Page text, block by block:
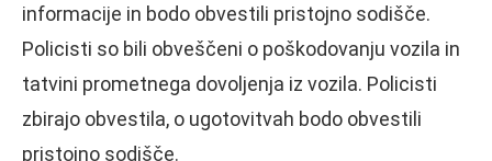
informacije in bodo obvestili pristojno sodišče.
Policisti so bili obveščeni o poškodovanju vozila in
tatvini prometnega dovoljenja iz vozila. Policisti
zbirajo obvestila, o ugotovitvah bodo obvestili
pristojno sodišče.